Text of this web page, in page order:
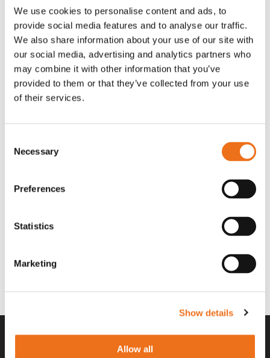
We use cookies to personalise content and ads, to
provide social media features and to analyse our traffic.
We also share information about your use of our site with
our social media, advertising and analytics partners who
may combine it with other information that you’ve
provided to them or that they’ve collected from your use
of their services.
Selection
Necessary
Preferences
Statistics
Marketing
Show details
Allow all
Lägg till i varukorg
T-shirt Avant barn grön 92 cm
G0007
(ex. moms)
T-shirt Avant barn grön 104-110
cm
G0010
(ex. moms)
Lägg till i varukorg
T-shirt grå xl med
T-shirt svart 2xl med avant-